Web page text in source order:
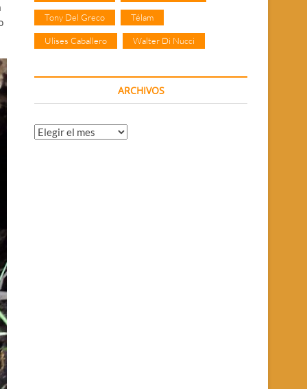
Tony Del Greco Télam
Ulises Caballero Walter Di Nucci
ARCHIVOS
Archivos